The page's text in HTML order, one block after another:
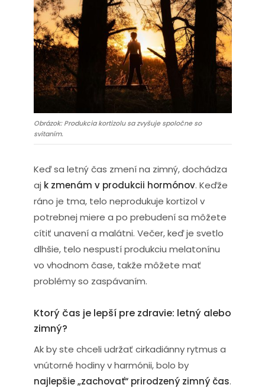
Obrázok: Produkcia kortizolu sa zvyšuje spoločne so
svitaním.
Keď sa letný čas zmení na zimný, dochádza
aj k zmenám v produkcii hormónov. Keďže
ráno je tma, telo neprodukuje kortizol v
potrebnej miere a po prebudení sa môžete
cítiť unavení a malátni. Večer, keď je svetlo
dlhšie, telo nespustí produkciu melatonínu
vo vhodnom čase, takže môžete mať
problémy so zaspávaním.
Ktorý čas je lepší pre zdravie: letný alebo
zimný?
Ak by ste chceli udržať cirkadiánny rytmus a
vnútorné hodiny v harmónii, bolo by
najlepšie „zachovať“ prirodzený zimný čas.